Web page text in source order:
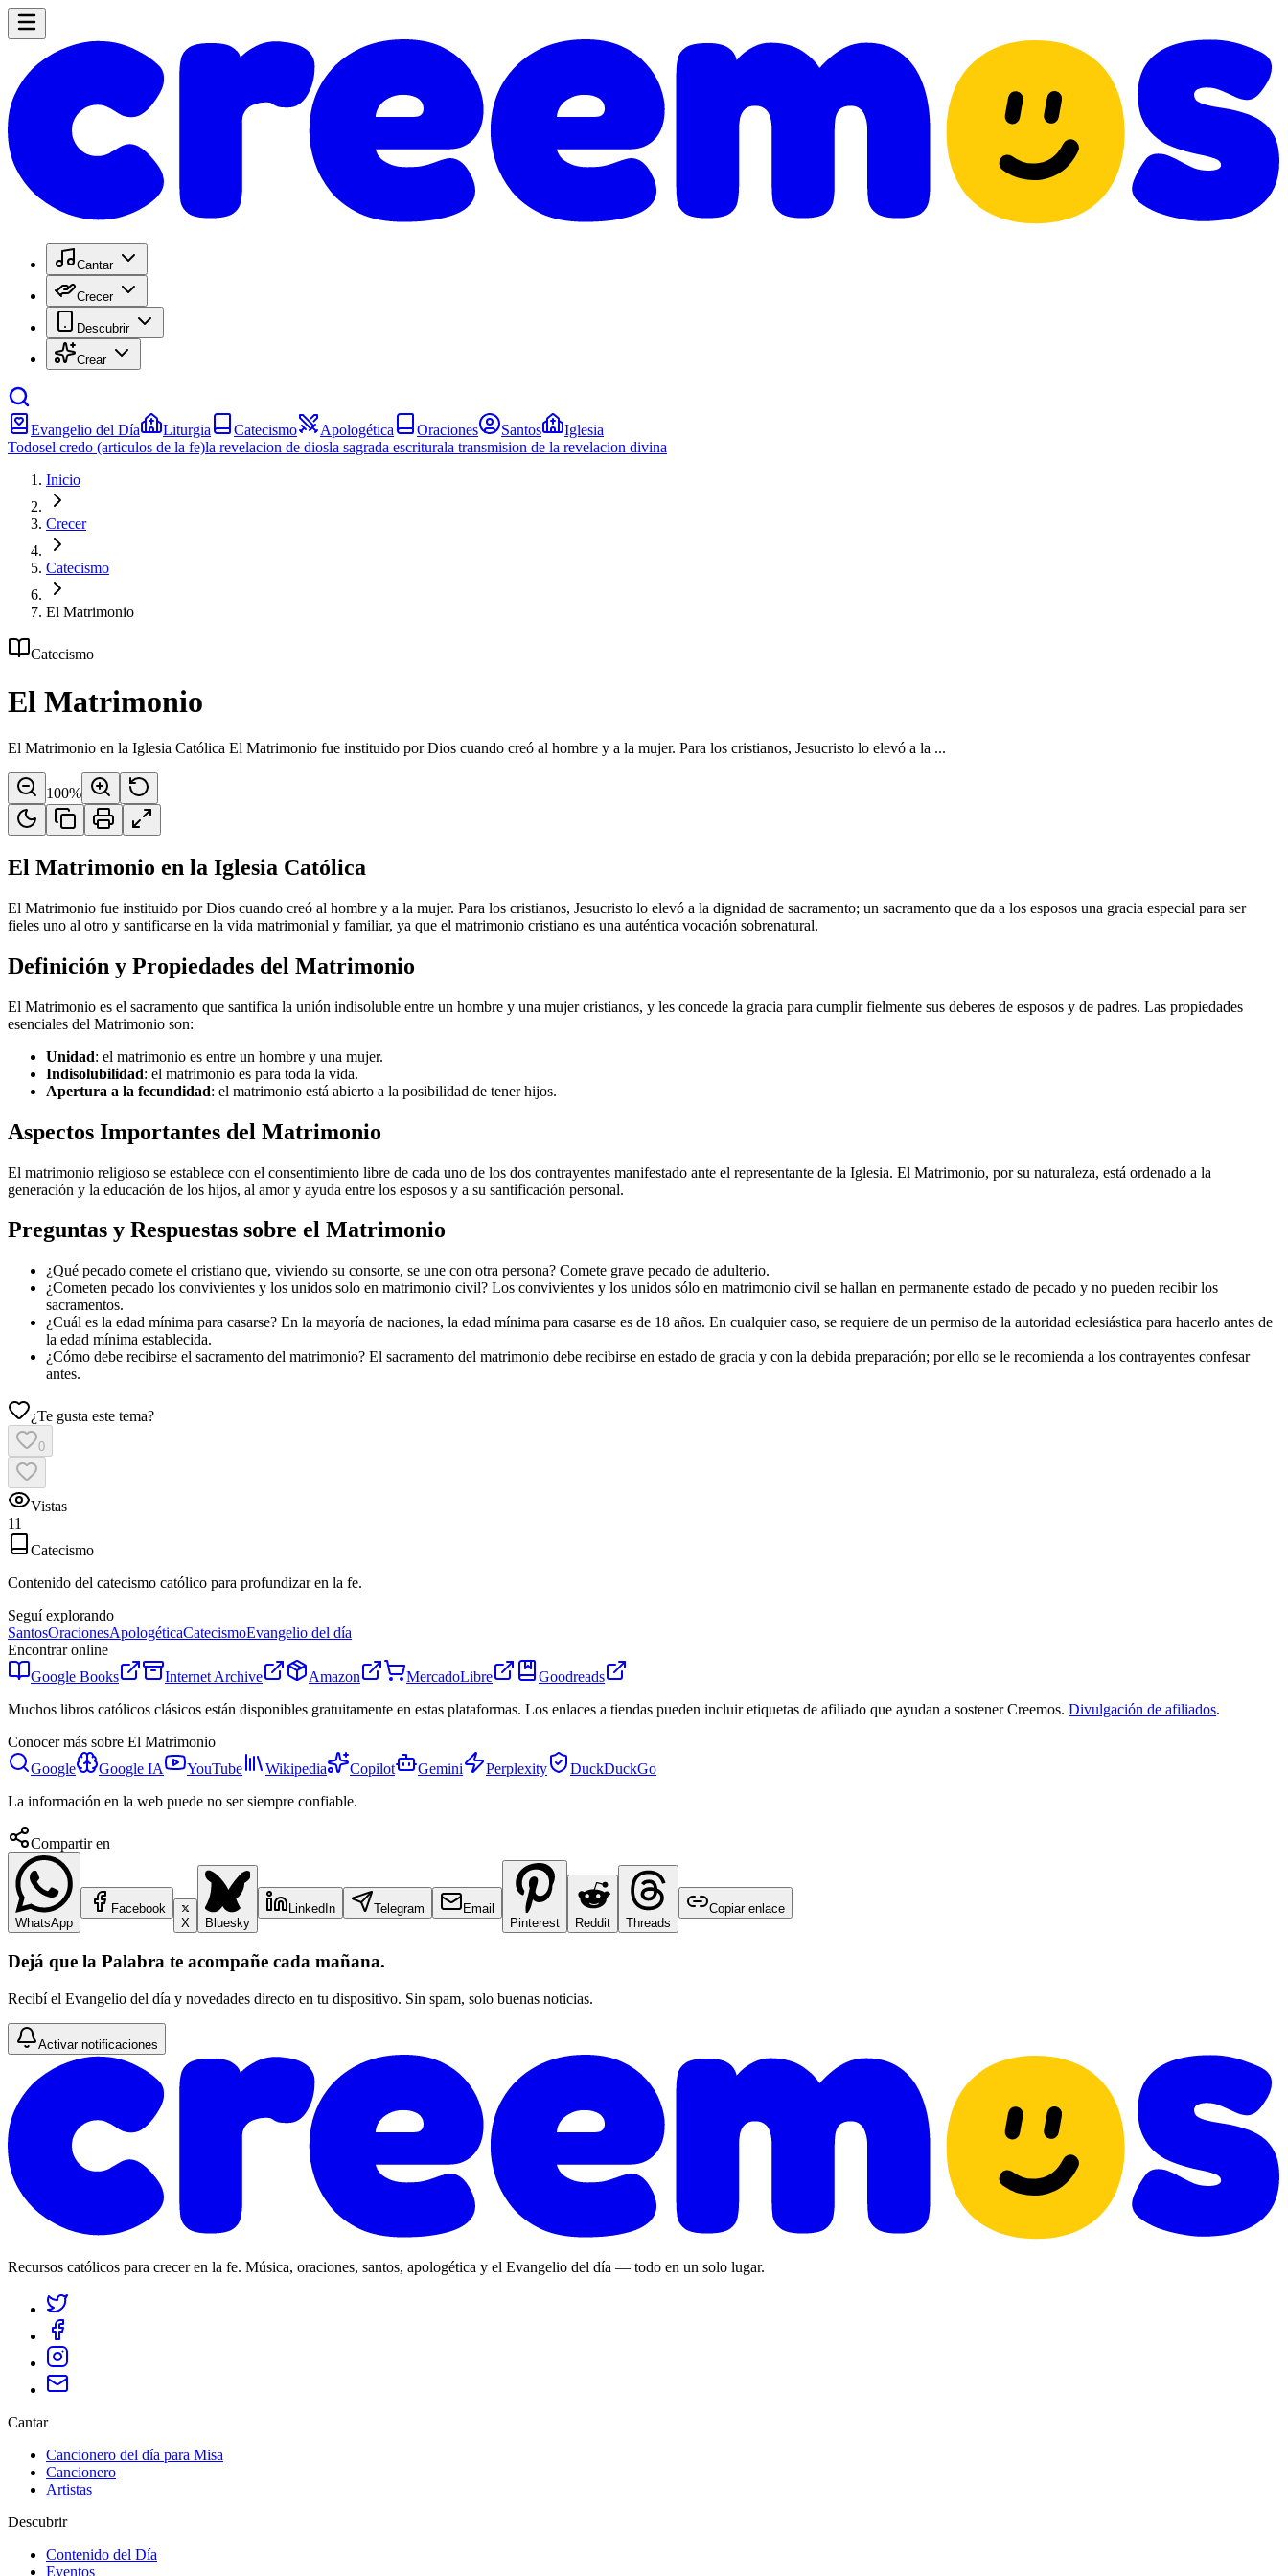
Cantar
Crecer
Descubrir
Crear
Evangelio del Día Liturgia Catecismo Apologética Oraciones Santos
Iglesia
Todosel credo (articulos de la fe)la revelacion de diosla sagrada escriturala transmision de la revelacion divina
Inicio
Crecer
Catecismo
El Matrimonio
Catecismo
El Matrimonio
El Matrimonio en la Iglesia Católica El Matrimonio fue instituido por Dios cuando creó al hombre y a la mujer. Para los cristianos, Jesucristo lo elevó a la ...
100%
El Matrimonio en la Iglesia Católica
El Matrimonio fue instituido por Dios cuando creó al hombre y a la mujer. Para los cristianos, Jesucristo lo elevó a la dignidad de sacramento; un sacramento que da a los esposos una gracia especial para ser
fieles uno al otro y santificarse en la vida matrimonial y familiar, ya que el matrimonio cristiano es una auténtica vocación sobrenatural.
Definición y Propiedades del Matrimonio
El Matrimonio es el sacramento que santifica la unión indisoluble entre un hombre y una mujer cristianos, y les concede la gracia para cumplir fielmente sus deberes de esposos y de padres. Las propiedades
esenciales del Matrimonio son:
Unidad: el matrimonio es entre un hombre y una mujer.
Indisolubilidad: el matrimonio es para toda la vida.
Apertura a la fecundidad: el matrimonio está abierto a la posibilidad de tener hijos.
Aspectos Importantes del Matrimonio
El matrimonio religioso se establece con el consentimiento libre de cada uno de los dos contrayentes manifestado ante el representante de la Iglesia. El Matrimonio, por su naturaleza, está ordenado a la
generación y la educación de los hijos, al amor y ayuda entre los esposos y a su santificación personal.
Preguntas y Respuestas sobre el Matrimonio
¿Qué pecado comete el cristiano que, viviendo su consorte, se une con otra persona? Comete grave pecado de adulterio.
¿Cometen pecado los convivientes y los unidos solo en matrimonio civil? Los convivientes y los unidos sólo en matrimonio civil se hallan en permanente estado de pecado y no pueden recibir los
sacramentos.
¿Cuál es la edad mínima para casarse? En la mayoría de naciones, la edad mínima para casarse es de 18 años. En cualquier caso, se requiere de un permiso de la autoridad eclesiástica para hacerlo antes de
la edad mínima establecida.
¿Cómo debe recibirse el sacramento del matrimonio? El sacramento del matrimonio debe recibirse en estado de gracia y con la debida preparación; por ello se le recomienda a los contrayentes confesar
antes.
¿Te gusta este tema?
0
Vistas
11
Catecismo
Contenido del catecismo católico para profundizar en la fe.
Seguí explorando
SantosOracionesApologéticaCatecismoEvangelio del día
Encontrar online
Google Books
Internet Archive Amazon MercadoLibre
Goodreads
Muchos libros católicos clásicos están disponibles gratuitamente en estas plataformas. Los enlaces a tiendas pueden incluir etiquetas de afiliado que ayudan a sostener Creemos. Divulgación de afiliados.
Conocer más sobre El Matrimonio
Google
Google IA YouTube Wikipedia Copilot Gemini Perplexity
DuckDuckGo
La información en la web puede no ser siempre confiable.
Compartir en
WhatsApp
Facebook
X
Bluesky
LinkedIn Telegram
Email
Pinterest
Reddit Threads
Copiar enlace
Dejá que la Palabra te acompañe cada mañana.
Recibí el Evangelio del día y novedades directo en tu dispositivo. Sin spam, solo buenas noticias.
Activar notificaciones
Recursos católicos para crecer en la fe. Música, oraciones, santos, apologética y el Evangelio del día — todo en un solo lugar.
Cantar
Cancionero del día para Misa
Cancionero
Artistas
Descubrir
Contenido del Día
Eventos